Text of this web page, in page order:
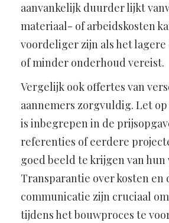
aanvankelijk duurder lijkt
materiaal- of arbeidskosten
voordeliger zijn als het
of minder onderhoud vereist.
Vergelijk ook offertes van
aannemers zorgvuldig. Let
is inbegrepen in de
referenties of eerdere
goed beeld te krijgen van
Transparantie over kosten en
communicatie zijn cruciaal
tijdens het bouwproces te